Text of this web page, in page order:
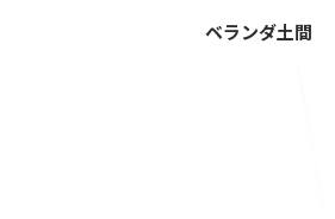
ベランダ土間